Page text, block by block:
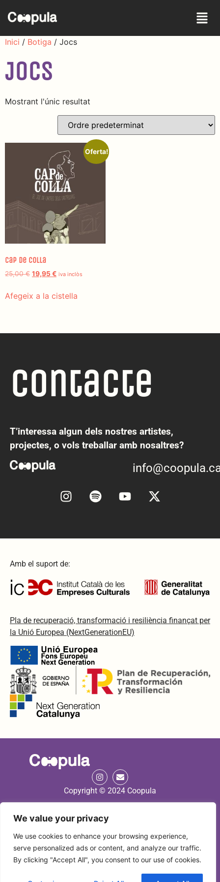
We value your privacy
We use cookies to enhance your browsing experience,
serve personalized ads or content, and analyze our traffic.
By clicking "Accept All", you consent to our use of cookies.
Inici / Botiga / Jocs
Jocs
Mostrant l'únic resultat
Oferta!
Cap de Colla
25,00€ 19,95 € iva inclòs
Afegeix a la cistella
Contacte
T’interessa algun dels nostres artistes,
projectes, o vols treballar amb nosaltres?
Amb el suport de:
Pla de recuperació, transformació i resiliència finançat per
la Unió Europea (NextGenerationEU)
Copyright © 2024 Coopula
Coopula Editorial S.L. és una empresa amb seu a Av. Marquès de
Montoliu 14 de Tarragona (Espanya)